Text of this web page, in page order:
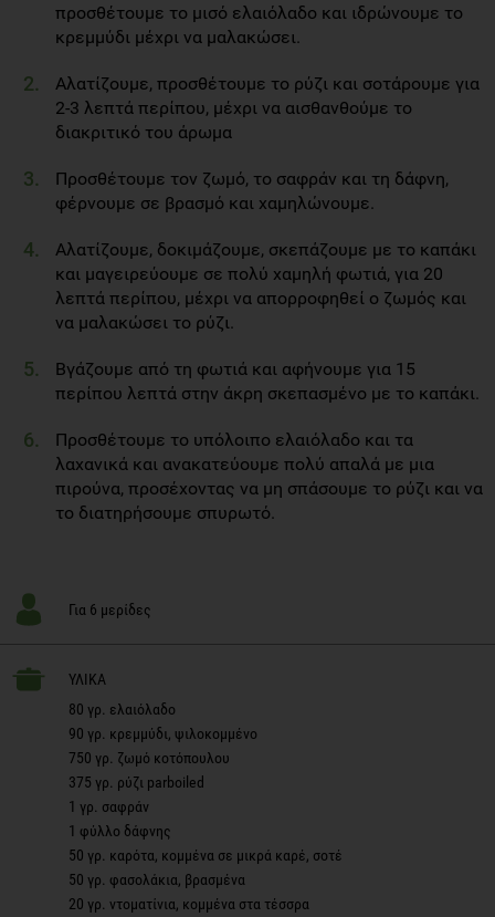
προσθέτουμε το μισό ελαιόλαδο και ιδρώνουμε το
κρεμμύδι μέχρι να μαλακώσει.
Αλατίζουμε, προσθέτουμε το ρύζι και σοτάρουμε για
2-3 λεπτά περίπου, μέχρι να αισθανθούμε το
διακριτικό του άρωμα
Προσθέτουμε τον ζωμό, το σαφράν και τη δάφνη,
φέρνουμε σε βρασμό και χαμηλώνουμε.
Αλατίζουμε, δοκιμάζουμε, σκεπάζουμε με το καπάκι
και μαγειρεύουμε σε πολύ χαμηλή φωτιά, για 20
λεπτά περίπου, μέχρι να απορροφηθεί ο ζωμός και
να μαλακώσει το ρύζι.
Βγάζουμε από τη φωτιά και αφήνουμε για 15
περίπου λεπτά στην άκρη σκεπασμένο με το καπάκι.
Προσθέτουμε το υπόλοιπο ελαιόλαδο και τα
λαχανικά και ανακατεύουμε πολύ απαλά με μια
πιρούνα, προσέχοντας να μη σπάσουμε το ρύζι και να
το διατηρήσουμε σπυρωτό.
Για 6 μερίδες
ΥΛΙΚΑ
80 γρ. ελαιόλαδο
90 γρ. κρεμμύδι, ψιλοκομμένο
750 γρ. ζωμό κοτόπουλου
375 γρ. ρύζι parboiled
1 γρ. σαφράν
1 φύλλο δάφνης
50 γρ. καρότα, κομμένα σε μικρά καρέ, σοτέ
50 γρ. φασολάκια, βρασμένα
20 γρ. ντοματίνια, κομμένα στα τέσσρα